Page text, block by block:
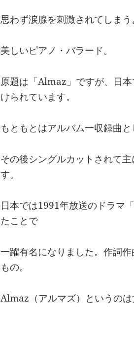
思わず涙腺を刺激されてしまう
美しいピアノ・バラード。
原題は「Almaz」ですが、日
けられています。
もともとはアルバム一収録曲と
その後シングルカットされて
す。
日本では1991年放送のドラマ
たことで
一躍有名になりました。作詞
もの。
Almaz（アルマズ）というの